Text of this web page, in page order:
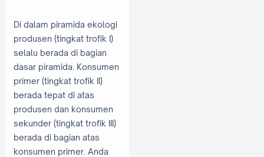
Di dalam piramida ekologi
produsen (tingkat trofik I)
selalu berada di bagian
dasar piramida. Konsumen
primer (tingkat trofik II)
berada tepat di atas
produsen dan konsumen
sekunder (tingkat trofik III)
berada di bagian atas
konsumen primer. Anda